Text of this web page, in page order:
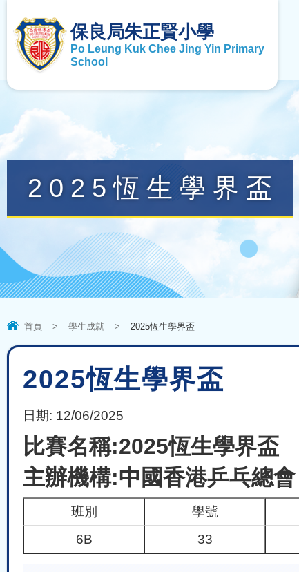
保良局朱正賢小學
Po Leung Kuk Chee Jing Yin Primary
School
2025恆生學界盃
首頁 > 學生成就 > 2025恆生學界盃
2025恆生學界盃
日期: 12/06/2025
比賽名稱:2025恆生學界盃
主辦機構:中國香港乒乓總會
班別 學號
6B
33